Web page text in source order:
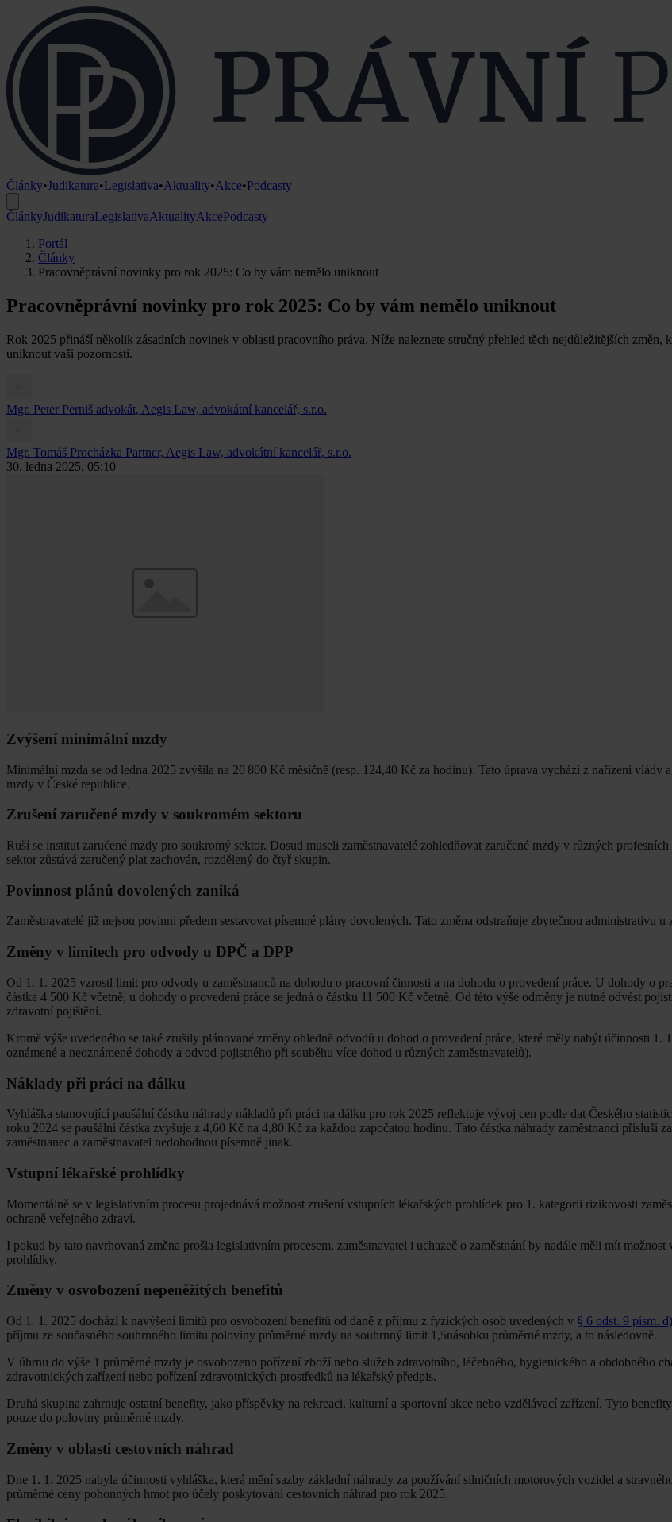
Články•Judikatura•Legislativa•Aktuality•Akce•Podcasty
ČlánkyJudikaturaLegislativaAktualityAkcePodcasty
Portál
Články
Pracovněprávní novinky pro rok 2025: Co by vám nemělo uniknout
Pracovněprávní novinky pro rok 2025: Co by vám nemělo uniknout
Rok 2025 přináší několik zásadních novinek v oblasti pracovního práva. Níže naleznete stručný přehled těch nejdůležitějších změn,
uniknout vaší pozornosti.
Mgr. Peter Perniš advokát, Aegis Law, advokátní kancelář, s.r.o.
Mgr. Tomáš Procházka Partner, Aegis Law, advokátní kancelář, s.r.o.
30. ledna 2025, 05:10
Zvýšení minimální mzdy
Minimální mzda se od ledna 2025 zvýšila na 20 800 Kč měsíčně (resp. 124,40 Kč za hodinu). Tato úprava vychází z nařízení vlády
mzdy v České republice.
Zrušení zaručené mzdy v soukromém sektoru
Ruší se institut zaručené mzdy pro soukromý sektor. Dosud museli zaměstnavatelé zohledňovat zaručené mzdy v různých
sektor zůstává zaručený plat zachován, rozdělený do čtyř skupin.
Povinnost plánů dovolených zaniká
Zaměstnavatelé již nejsou povinni předem sestavovat písemné plány dovolených. Tato změna odstraňuje zbytečnou administrativu u
Změny v limitech pro odvody u DPČ a DPP
Od 1. 1. 2025 vzrostl limit pro odvody u zaměstnanců na dohodu o pracovní činnosti a na dohodu o provedení práce. U dohody o
částka 4 500 Kč včetně, u dohody o provedení práce se jedná o částku 11 500 Kč včetně. Od této výše odměny je nutné odvést
zdravotní pojištění.
Kromě výše uvedeného se také zrušily plánované změny ohledně odvodů u dohod o provedení práce, které měly nabýt účinnosti 1.
oznámené a neoznámené dohody a odvod pojistného při souběhu více dohod u různých zaměstnavatelů).
Náklady při práci na dálku
Vyhláška stanovující paušální částku náhrady nákladů při práci na dálku pro rok 2025 reflektuje vývoj cen podle dat Českého
roku 2024 se paušální částka zvyšuje z 4,60 Kč na 4,80 Kč za každou započatou hodinu. Tato částka náhrady zaměstnanci přísluší
zaměstnanec a zaměstnavatel nedohodnou písemně jinak.
Vstupní lékařské prohlídky
Momentálně se v legislativním procesu projednává možnost zrušení vstupních lékařských prohlídek pro 1. kategorii rizikovosti
ochraně veřejného zdraví.
I pokud by tato navrhovaná změna prošla legislativním procesem, zaměstnavatel i uchazeč o zaměstnání by nadále měli mít možnost
prohlídky.
Změny v osvobození nepeněžitých benefitů
Od 1. 1. 2025 dochází k navýšení limitů pro osvobození benefitů od daně z příjmu z fyzických osob uvedených v § 6 odst. 9 písm. d)
příjmu ze současného souhrnného limitu poloviny průměrné mzdy na souhrnný limit 1,5násobku průměrné mzdy, a to následovně.
V úhrnu do výše 1 průměrné mzdy je osvobozeno pořízení zboží nebo služeb zdravotního, léčebného, hygienického a obdobného
zdravotnických zařízení nebo pořízení zdravotnických prostředků na lékařský předpis.
Druhá skupina zahrnuje ostatní benefity, jako příspěvky na rekreaci, kulturní a sportovní akce nebo vzdělávací zařízení. Tyto
pouze do poloviny průměrné mzdy.
Změny v oblasti cestovních náhrad
Dne 1. 1. 2025 nabyla účinnosti vyhláška, která mění sazby základní náhrady za používání silničních motorových vozidel a
průměrné ceny pohonných hmot pro účely poskytování cestovních náhrad pro rok 2025.